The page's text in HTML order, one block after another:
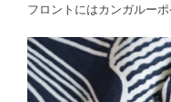
フロントにはカンガルーポ